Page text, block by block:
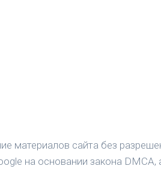
сайта без
на основании закона DMCA,